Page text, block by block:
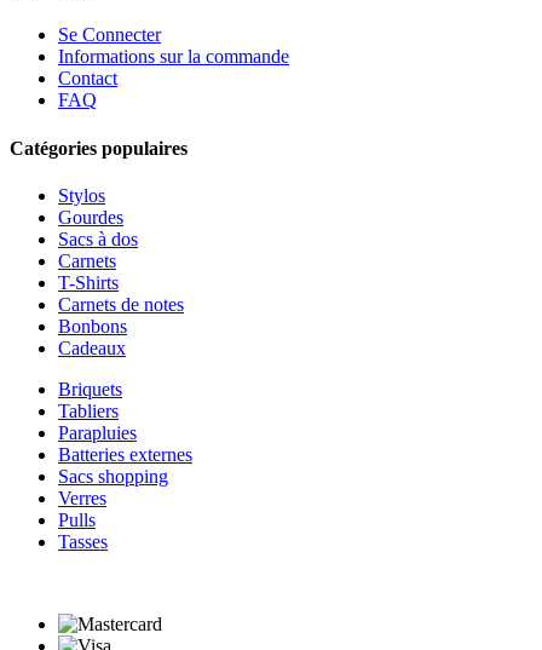
Se Connecter
Informations sur la commande
Contact
FAQ
Catégories populaires
Stylos
Gourdes
Sacs à dos
Carnets
T-Shirts
Carnets de notes
Bonbons
Cadeaux
Briquets
Tabliers
Parapluies
Batteries externes
Sacs shopping
Verres
Pulls
Tasses